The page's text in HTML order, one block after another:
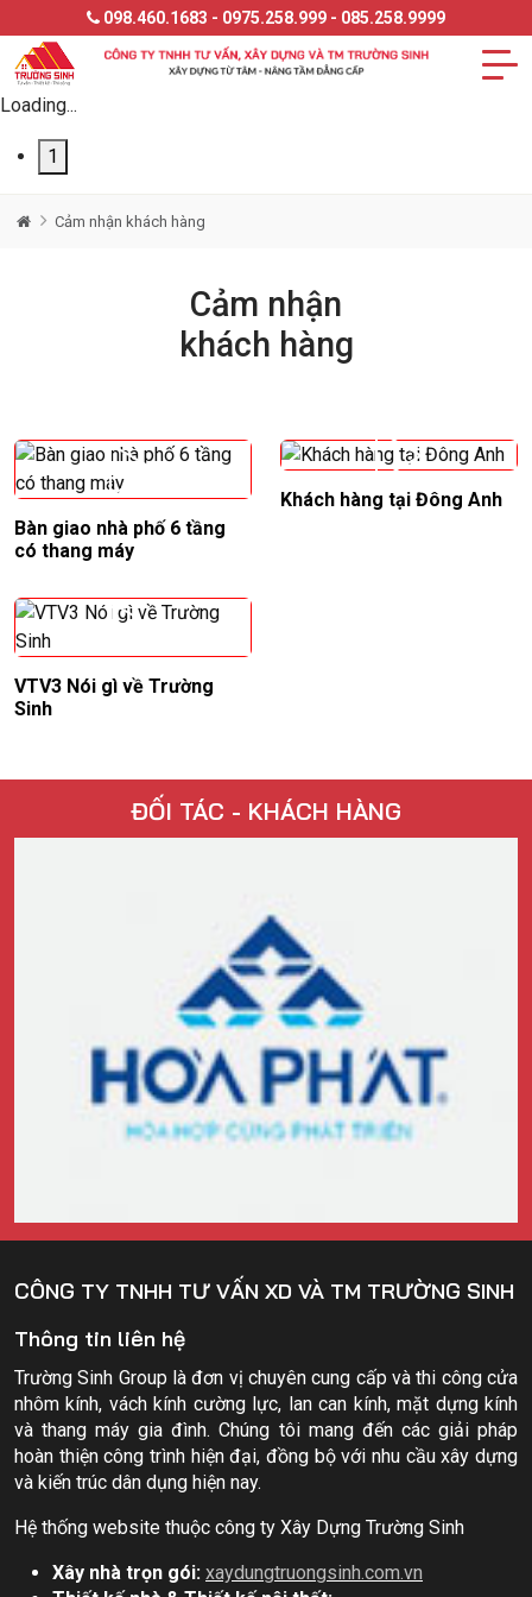
098.460.1683 - 0975.258.999 - 085.258.9999
Loading...
1
Cảm nhận khách hàng
Cảm nhận
khách hàng
Bàn giao nhà phố 6 tầng
có thang máy
Khách hàng tại Đông Anh
VTV3 Nói gì về Trường
Sinh
ĐỐI TÁC - KHÁCH HÀNG
CÔNG TY TNHH TƯ VẤN XD VÀ TM TRƯỜNG SINH
Thông tin liên hệ
Trường Sinh Group là đơn vị chuyên cung cấp và thi công cửa
nhôm kính, vách kính cường lực, lan can kính, mặt dựng kính
và thang máy gia đình. Chúng tôi mang đến các giải pháp
hoàn thiện công trình hiện đại, đồng bộ với nhu cầu xây dựng
và kiến trúc dân dụng hiện nay.
Hệ thống website thuộc công ty Xây Dựng Trường Sinh
Xây nhà trọn gói: xaydungtruongsinh.com.vn